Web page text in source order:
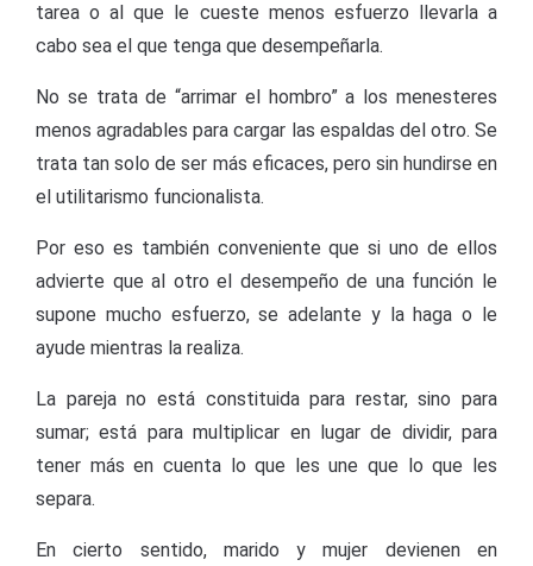
tarea o al que le cueste menos esfuerzo llevarla a
cabo sea el que tenga que desempeñarla.
No se trata de “arrimar el hombro” a los menesteres
menos agradables para cargar las espaldas del otro. Se
trata tan solo de ser más eficaces, pero sin hundirse en
el utilitarismo funcionalista.
Por eso es también conveniente que si uno de ellos
advierte que al otro el desempeño de una función le
supone mucho esfuerzo, se adelante y la haga o le
ayude mientras la realiza.
La pareja no está constituida para restar, sino para
sumar; está para multiplicar en lugar de dividir, para
tener más en cuenta lo que les une que lo que les
separa.
En cierto sentido, marido y mujer devienen en